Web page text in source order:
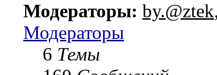
Модераторы: by.@ztek
Модераторы
6 Темы